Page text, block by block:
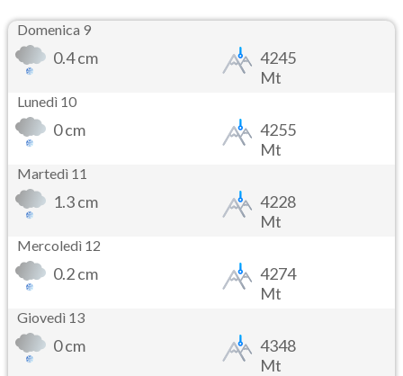
Domenica 9
0.4 cm
4245
Mt
Lunedì 10
0 cm
4255
Mt
Martedì 11
1.3 cm
4228
Mt
Mercoledì 12
0.2 cm
4274
Mt
Giovedì 13
0 cm
4348
Mt